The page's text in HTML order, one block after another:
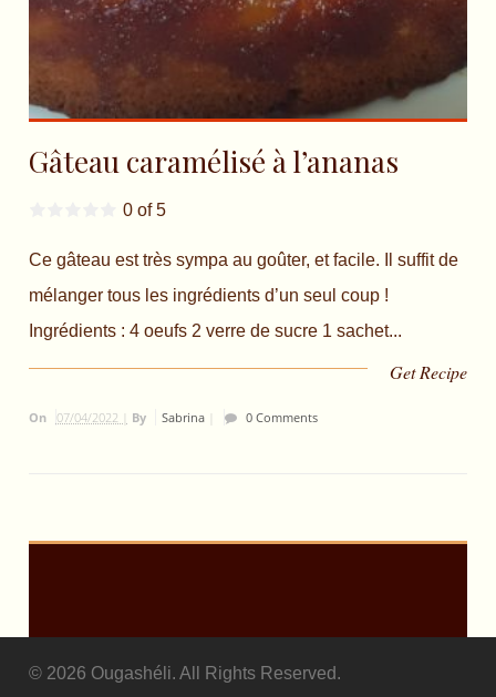
Gâteau caramélisé à l’ananas
0 of 5
Ce gâteau est très sympa au goûter, et facile. Il suffit de
mélanger tous les ingrédients d’un seul coup !
Ingrédients : 4 oeufs 2 verre de sucre 1 sachet...
Get Recipe
On 07/04/2022 | By Sabrina| 0 Comments
© 2026 Ougashéli. All Rights Reserved.